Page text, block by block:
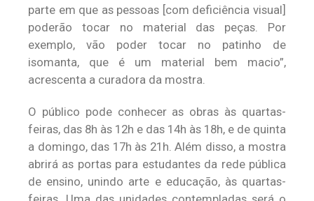
parte em que as pessoas [com deficiência visual]
poderão tocar no material das peças. Por
exemplo, vão poder tocar no patinho de
isomanta, que é um material bem macio”,
acrescenta a curadora da mostra.
O público pode conhecer as obras às quartas-
feiras, das 8h às 12h e das 14h às 18h, e de quinta
a domingo, das 17h às 21h. Além disso, a mostra
abrirá as portas para estudantes da rede pública
de ensino, unindo arte e educação, às quartas-